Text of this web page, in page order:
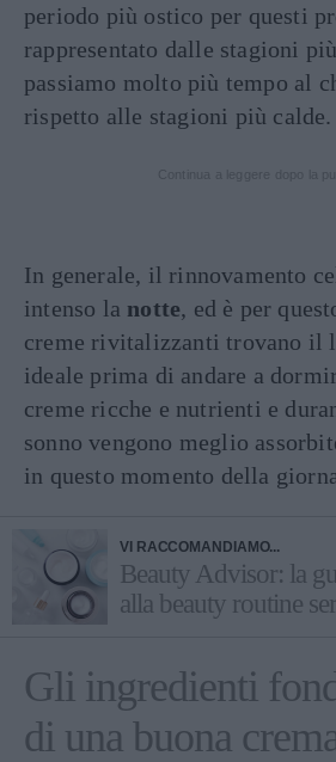
periodo più ostico per questi
rappresentato dalle stagioni
passiamo molto più tempo al
rispetto alle stagioni più calde.
In generale, il rinnovamento
intenso la notte, ed è per
creme rivitalizzanti trovano il
ideale prima di andare a
creme ricche e nutrienti e
sonno vengono meglio
in questo momento della
VI RACCOMANDIAMO...
Beauty Advisor: la
alla beauty routine
Gli ingredienti
di una buona